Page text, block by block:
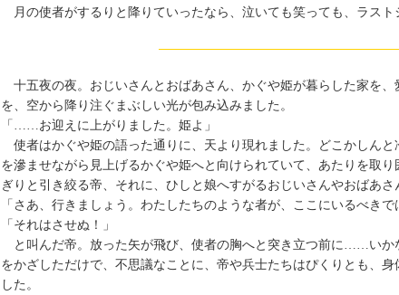
月の使者がするりと降りていったなら、泣いても笑っても、ラスト
十五夜の夜。おじいさんとおばあさん、かぐや姫が暮らした家を
を、空から降り注ぐまぶしい光が包み込みました。
「……お迎えに上がりました。姫よ」
使者はかぐや姫の語った通りに、天より現れました。どこかしんと
を滲ませながら見上げるかぐや姫へと向けられていて、あたりを取
ぎりと引き絞る帝、それに、ひしと娘へすがるおじいさんやおばあさ
「さあ、行きましょう。わたしたちのような者が、ここにいるべき
「それはさせぬ！」
と叫んだ帝。放った矢が飛び、使者の胸へと突き立つ前に……いか
をかざしただけで、不思議なことに、帝や兵士たちはぴくりとも、
した。